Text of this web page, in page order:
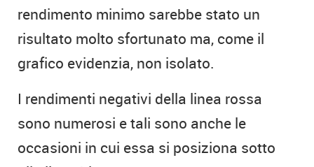
rendimento minimo sarebbe stato un
risultato molto sfortunato ma, come il
grafico evidenzia, non isolato.
I rendimenti negativi della linea rossa
sono numerosi e tali sono anche le
occasioni in cui essa si posiziona sotto